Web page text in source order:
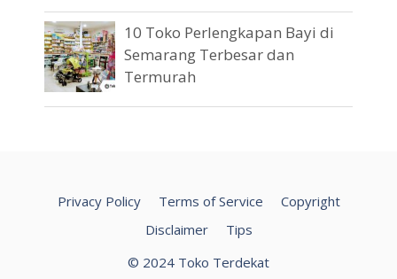
10 Toko Perlengkapan Bayi di
Semarang Terbesar dan
Termurah
Privacy Policy Terms of Service
Copyright
Disclaimer
Tips
© 2024 Toko Terdekat